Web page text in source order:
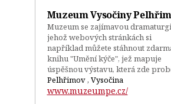
Muzeum Vysočiny
Muzeum se zajímavou
jehož webových stránkách si
například můžete stáhnout
knihu "Umění kýče", jež mapuje
úspěšnou výstavu, která zde
Pelhřimov , Vysočina
www.muzeumpe.cz/